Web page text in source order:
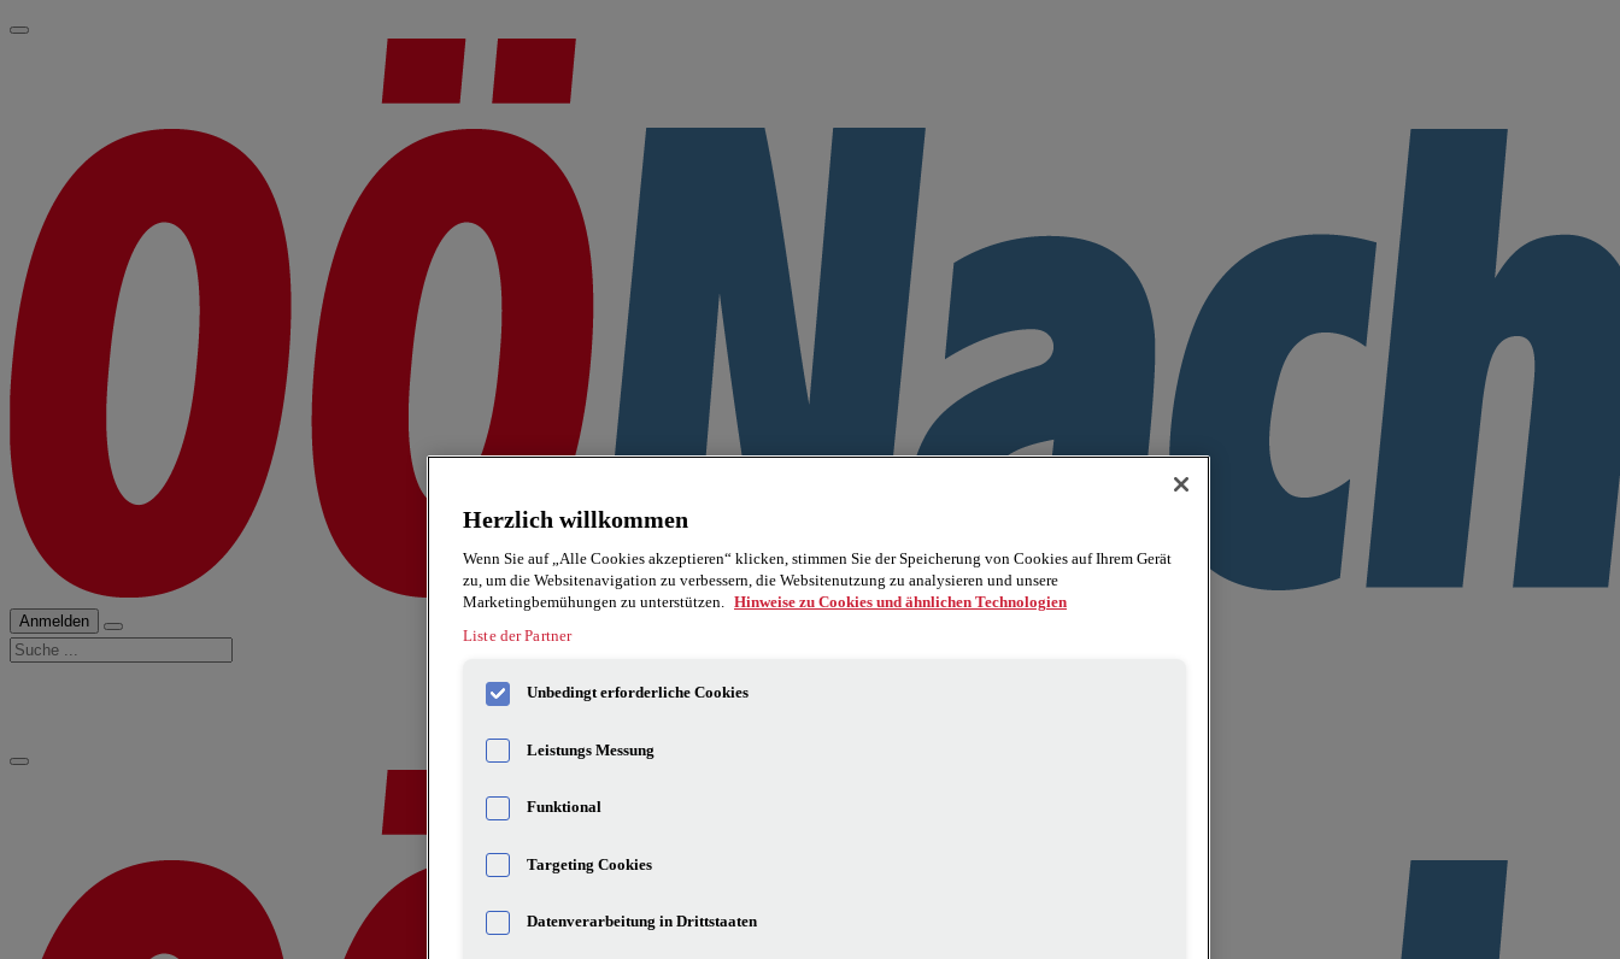
Anmelden
Suche
Herzlich willkommen
Wenn Sie auf „Alle Cookies akzeptieren“ klicken, stimmen Sie der Speicherung von Cookies auf Ihrem Gerät
zu, um die Websitenavigation zu verbessern, die Websitenutzung zu analysieren und unsere
Marketingbemühungen zu unterstützen.
Hinweise zu Cookies und ähnlichen Technologien
Liste der Partner
Unbedingt erforderliche Cookies
Leistungs Messung
Funktional
Targeting Cookies
Datenverarbeitung in Drittstaaten